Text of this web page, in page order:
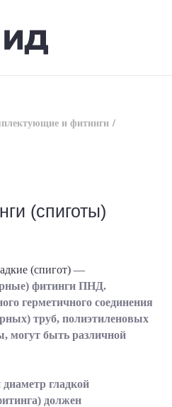
и фитинги /
(спиготы)
(спигот) —
фитинги ПНД.
герметичного соединения
труб, полиэтиленовых
могут быть различной
гладкой
должен